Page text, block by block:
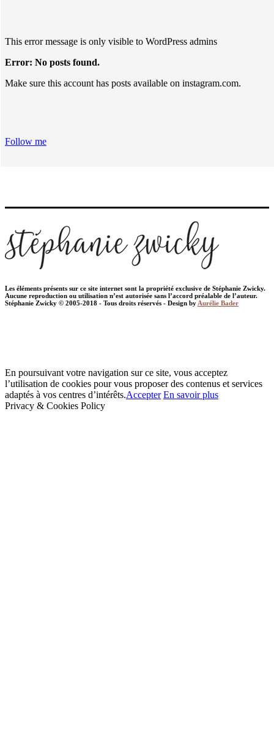
This error message is only visible to WordPress admins
Error: No posts found.
Make sure this account has posts available on instagram.com.
Follow me
Les éléments présents sur ce site internet sont la propriété exclusive de Stéphanie Zwicky.
Aucune reproduction ou utilisation n’est autorisée sans l’accord préalable de l’auteur.
Stéphanie Zwicky © 2005-2018 - Tous droits réservés - Design byAurélie Bader
En poursuivant votre navigation sur ce site, vous acceptez
l’utilisation de cookies pour vous proposer des contenus et services
adaptés à vos centres d’intérêts.Accepter En savoir plus
Privacy & Cookies Policy